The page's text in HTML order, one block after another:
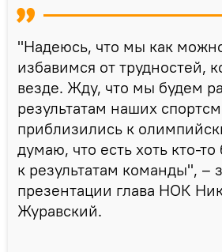
"Надеюсь, что мы как
избавимся от трудностей,
везде. Жду, что мы будем
результатам наших
приблизились к
думаю, что есть хоть кто-
к результатам команды", –
презентации глава НОК
Журавский.